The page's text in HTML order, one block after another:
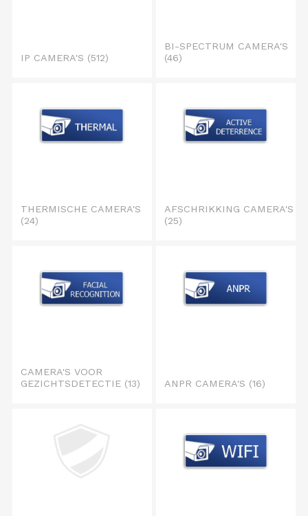
IP CAMERA'S (512)
BI-SPECTRUM CAMERA'S
(46)
THERMISCHE CAMERA'S
(24)
AFSCHRIKKING CAMERA'S
(25)
CAMERA'S VOOR
GEZICHTSDETECTIE (13) ANPR CAMERA'S (16)